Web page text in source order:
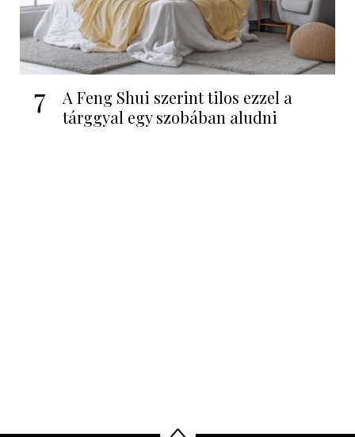
7
A Feng Shui szerint tilos ezzel a
tárggyal egy szobában aludni